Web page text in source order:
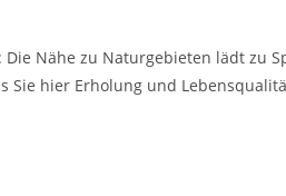
Nähe zu Naturgebieten lädt zu
Sie hier Erholung und